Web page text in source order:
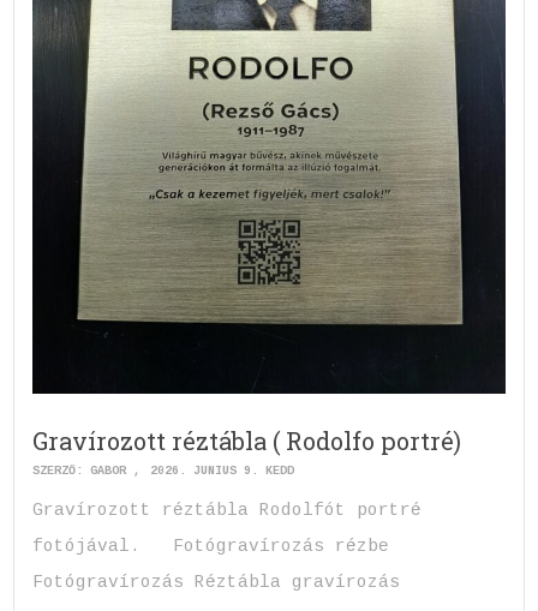
Gravírozott réztábla ( Rodolfo portré)
SZERZŐ:GABOR 2026. JÚNIUS 9. KEDD
Gravírozott réztábla Rodolfót portré
fotójával. Fotógravírozás rézbe
Fotógravírozás Réztábla gravírozás